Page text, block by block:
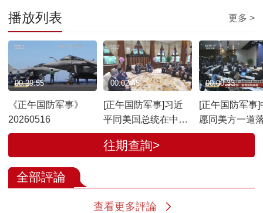
播放列表 更多 >
《正午国防军事》
20260516
00:29:55
[正午国防军事]习近
平同美国总统在中南
海小范围会晤
00:02:45
[正午国防军事]
愿同美方一道
两国元首重要
00:00:33
往期查詢>
全部評論
查看更多評論